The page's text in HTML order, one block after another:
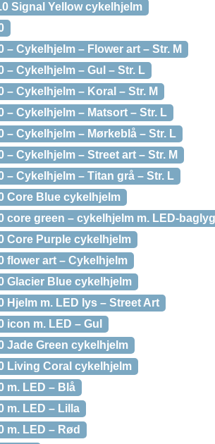
Signal Yellow cykelhjelm
– Cykelhjelm – Flower art – Str. M
– Cykelhjelm – Gul – Str. L
– Cykelhjelm – Koral – Str. M
– Cykelhjelm – Matsort – Str. L
– Cykelhjelm – Mørkeblå – Str. L
– Cykelhjelm – Street art – Str. M
– Cykelhjelm – Titan grå – Str. L
Core Blue cykelhjelm
core green – cykelhjelm m. LED-
Core Purple cykelhjelm
flower art – Cykelhjelm
Glacier Blue cykelhjelm
Hjelm m. LED lys – Street Art
icon m. LED – Gul
Jade Green cykelhjelm
Living Coral cykelhjelm
m. LED – Blå
m. LED – Lilla
m. LED – Rød